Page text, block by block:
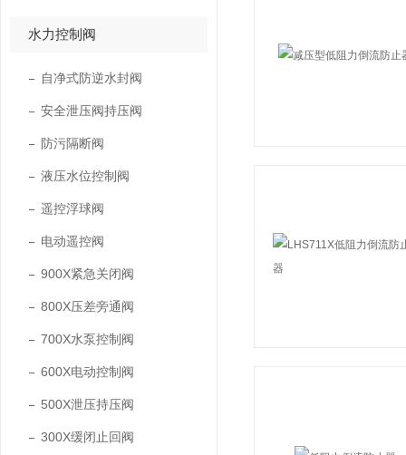
水力控制阀
自净式防逆水封阀
安全泄压阀持压阀
防污隔断阀
液压水位控制阀
遥控浮球阀
电动遥控阀
900X紧急关闭阀
800X压差旁通阀
700X水泵控制阀
600X电动控制阀
500X泄压持压阀
300X缓闭止回阀